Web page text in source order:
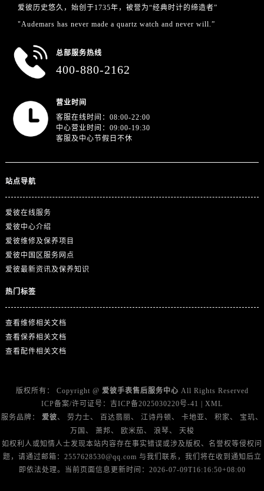
澳门特别行政区嘉模堂区官也街爱彼售后服务中心（需提前预约）
澳门特别行政区望德堂区塔石广场爱彼售后服务中心（需提前预约）
广东省汕头市龙湖区长平路爱彼售后服务中心（需提前预约）
广东省韶关市武江区芙蓉新区与老城中心交汇处爱彼售后服务中心（需提前预约）
广东省深圳市罗湖区深南东路5001号华润大厦17层1701室爱彼售后服务中心（需提前预约）
爱彼历史悠久，始创于1735年，被誉为“经典时计的缔造者”
"Audemars has never made a quartz watch and never will.”
总部服务热线
400-880-2162
营业时间
客服在线时间：08:00-22:00
中心营业时间：09:00-19:30
客服及中心节假日不休
站点导航
爱彼在线服务
爱彼中心介绍
爱彼维修及保养项目
爱彼中国区服务网点
爱彼最新资讯及保养知识
热门标签
查看维修相关文档
查看保养相关文档
查看配件相关文档
版权所有： Copyright @ 爱彼手表售后服务中心 All Rights Reserved
ICP备案/许可证号： 吉ICP备2025030220号-41
XML
服务品牌： 爱彼、 劳力士、 百达翡丽 、 江诗丹顿 、 卡地亚、 积家、 宝玑、
万国 、 萧邦、 欧米茄 、 浪琴、 天梭
如权利人或知情人士发现本站内容存在事实错误或涉及版权、名誉权等侵权问
题，请通过邮箱：2557628530@qq.com 与我们联系，我们将在收到通知后立
即依法处理。当前页面信息更新时间：2026-07-09T16:16:50+08:00